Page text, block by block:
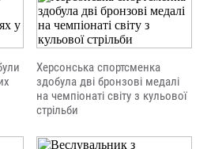
Херсонська спортсменка
здобула дві бронзові медалі
на чемпіонаті світу з кульової
стрільби